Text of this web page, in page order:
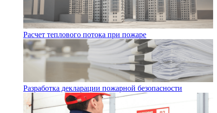
Расчет теплового потока при пожаре
Разработка декларации пожарной безопасности